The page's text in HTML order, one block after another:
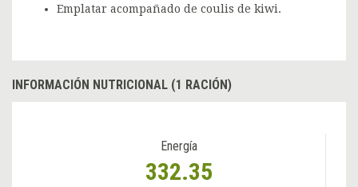
Emplatar acompañado de coulis de kiwi.
INFORMACIÓN NUTRICIONAL (1 RACIÓN)
Energía
332.35